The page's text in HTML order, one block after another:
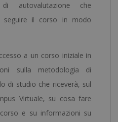
autovalutazione che
seguire il corso in modo
a un corso iniziale in
sulla metodologia di
di studio che riceverà, sul
Virtuale, su cosa fare
e su informazioni su